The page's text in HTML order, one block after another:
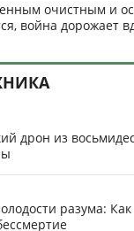
очистным и
война дорожает
дрон из
разума: